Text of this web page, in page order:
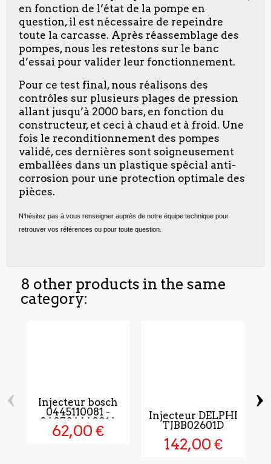
en fonction de l’état de la pompe en
question, il est nécessaire de repeindre
toute la carcasse. Après réassemblage des
pompes, nous les retestons sur le banc
d’essai pour valider leur fonctionnement.
Pour ce test final, nous réalisons des
contrôles sur plusieurs plages de pression
allant jusqu’à 2000 bars, en fonction du
constructeur, et ceci à chaud et à froid. Une
fois le reconditionnement des pompes
validé, ces dernières sont soigneusement
emballées dans un plastique spécial anti-
corrosion pour une protection optimale des
pièces.
N'hésitez pas à vous renseigner auprès de notre équipe technique pour
retrouver vos références ou pour toute question.
8 other products in the same
category:
Injecteur bosch
0445110081 -
940704640014
62,00 €
Injecteur DELPHI
TJBB02601D
142,00 €
‹ ›